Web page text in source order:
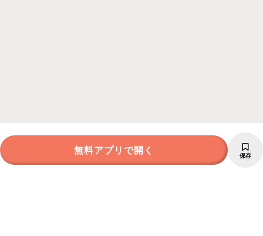
無料アプリで開く 保存